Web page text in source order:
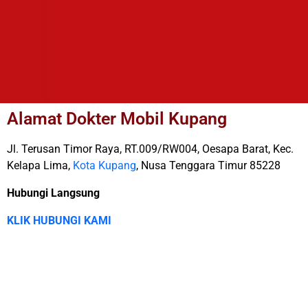
Alamat Dokter Mobil Kupang
Jl. Terusan Timor Raya, RT.009/RW004, Oesapa Barat, Kec.
Kelapa Lima, Kota Kupang, Nusa Tenggara Timur 85228
Hubungi Langsung
KLIK HUBUNGI KAMI